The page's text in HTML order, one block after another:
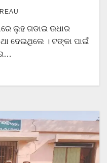
ଲୁହ ଗଡାଇ ଉଧାର
ଦେଇଥିଲେ । ଟଙ୍କା ପାଇଁ